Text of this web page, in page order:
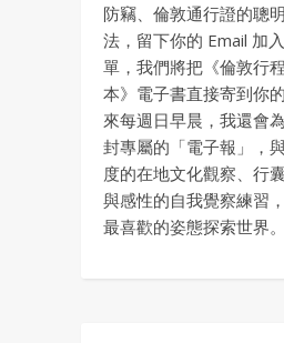
防竊、倫敦通行證的聰
法，留下你的 Email 加
單，我們將把《倫敦行
本》電子書直接寄到你
來每週日早晨，我還會
封專屬的「電子報」，
度的在地文化觀察、行
與感性的自我覺察練習
最喜歡的姿態探索世界。